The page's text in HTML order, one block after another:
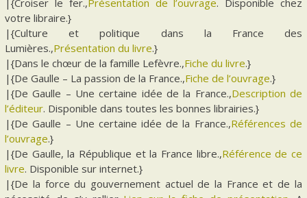
|{Croiser le fer.,Présentation de l’ouvrage. Disponible chez
votre libraire.}
|{Culture et politique dans la France des
Lumières.,Présentation du livre.}
|{Dans le chœur de la famille Lefèvre.,Fiche du livre.}
|{De Gaulle – La passion de la France.,Fiche de l’ouvrage.}
|{De Gaulle – Une certaine idée de la France.,Description de
l’éditeur. Disponible dans toutes les bonnes librairies.}
|{De Gaulle – Une certaine idée de la France.,Références de
l’ouvrage.}
|{De Gaulle, la République et la France libre.,Référence de ce
livre. Disponible sur internet.}
|{De la force du gouvernement actuel de la France et de la